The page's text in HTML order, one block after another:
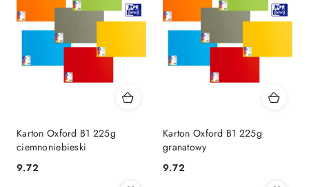
Karton Oxford B1 225g
ciemnoniebieski
Cena:
9.72
Karton Oxford B1 225g
granatowy
Cena:
9.72